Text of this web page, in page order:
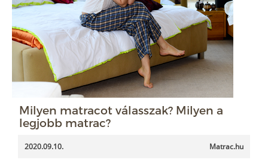
Milyen matracot válasszak? Milyen a
legjobb matrac?
2020.09.10. Matrac.hu